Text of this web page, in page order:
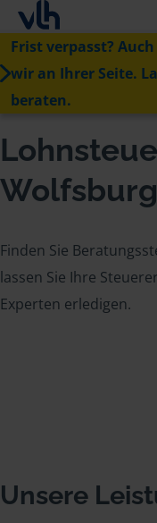
Frist verpasst?
wir an Ihrer Seite.
beraten.
Wolfsburg
Finden Sie
lassen Sie Ihre
Experten erledigen.
Unsere